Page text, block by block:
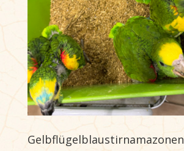
Gelbflügelblaustirnamazonen